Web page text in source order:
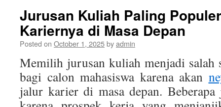
Jurusan Kuliah Paling
Kariernya di Masa Depan
Posted on October 1, 2025byadmin
Memilih jurusan kuliah menjadi salah
bagi calon mahasiswa karena akan
jalur karier di masa depan.